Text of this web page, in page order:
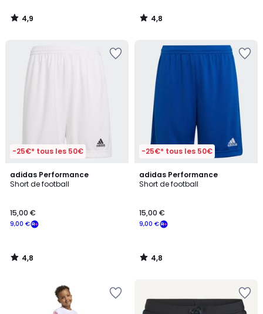
4,9
/
4,8
/
-25€* tous les 50€
adidas Performance
Short de football
9,00 €
15,00 €
4,8
/ 5
4,8
/
-25€* tous les 50€
adidas Performance
Short de football
9,00 €
15,00 €
4,8
/ 5
4,8
/